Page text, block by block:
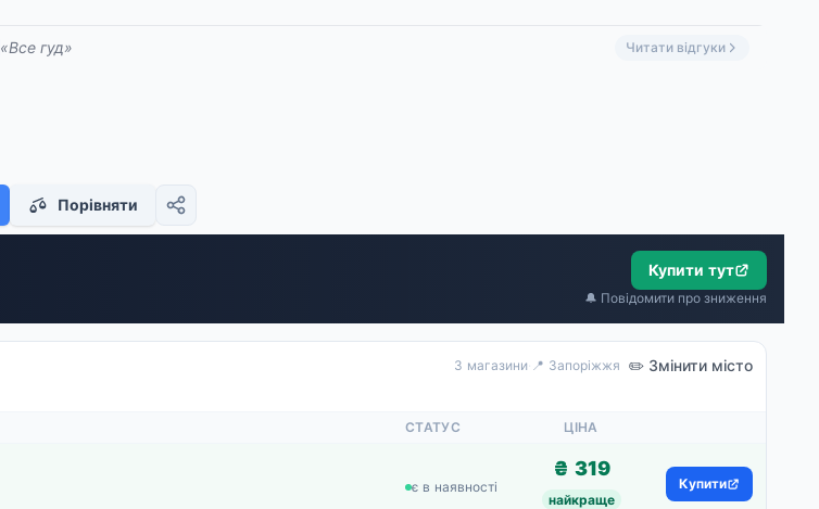
«Все гуд» Читати відгуки
Порівняти
Купити тут
🔔 Повідомити про зниження
3 магазини· 📍 Запоріжжя ✏️ Змінити місто
СТАТУС ЦІНА
є в наявності
₴ 319
найкраще
Купити